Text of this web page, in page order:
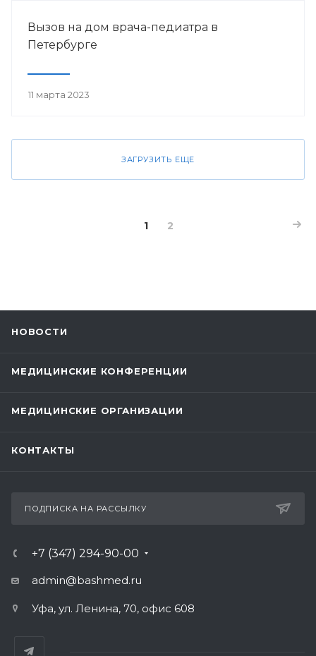
Вызов на дом врача-педиатра в
Петербурге
11 марта 2023
ЗАГРУЗИТЬ ЕЩЕ
1 2
НОВОСТИ
МЕДИЦИНСКИЕ КОНФЕРЕНЦИИ
МЕДИЦИНСКИЕ ОРГАНИЗАЦИИ
КОНТАКТЫ
ПОДПИСКА НА РАССЫЛКУ
+7 (347) 294-90-00
admin@bashmed.ru
Уфа, ул. Ленина, 70, офис 608